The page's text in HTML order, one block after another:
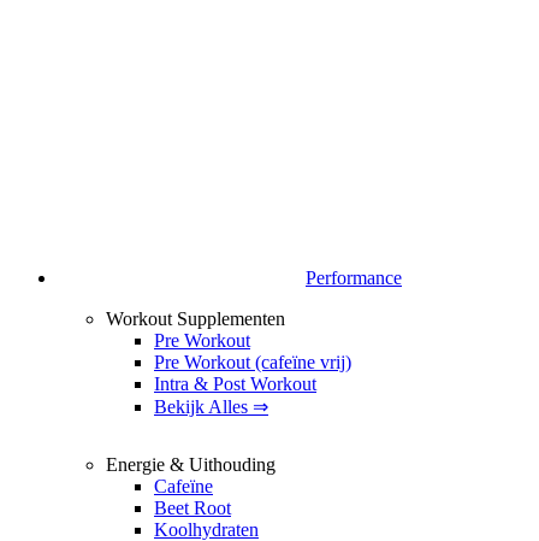
Performance
Workout Supplementen
Pre Workout
Pre Workout (cafeïne vrij)
Intra & Post Workout
Bekijk Alles ⇒
Energie & Uithouding
Cafeïne
Beet Root
Koolhydraten